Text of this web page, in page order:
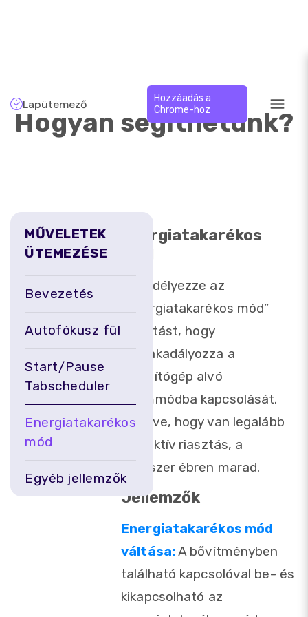
Lapütemező
Hozzáadás a
Chrome-hoz
Hogyan segíthetünk?
MŰVELETEK
ÜTEMEZÉSE
Bevezetés
Autofókusz fül
Start/Pause
Tabscheduler
Energiatakarékos
mód
Egyéb jellemzők
Energiatakarékos
Engedélyezze az
„Energiatakarékos mód”
beállítást, hogy
megakadályozza a
számítógép alvó
üzemmódba kapcsolását.
Feltéve, hogy van legalább
egy aktív riasztás, a
rendszer ébren marad.
Jellemzők
Energiatakarékos mód
váltása:A bővítményben
található kapcsolóval be- és
kikapcsolható az